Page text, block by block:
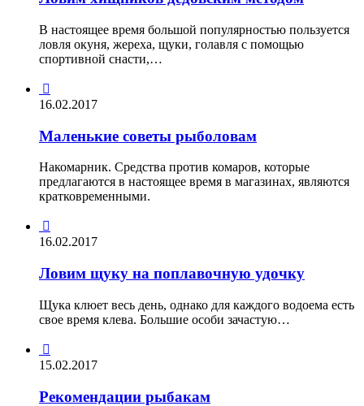
В настоящее время большой популярностью пользуется
ловля окуня, жереха, щуки, голавля с помощью
спортивной снасти,…

16.02.2017
Маленькие советы рыболовам
Накомарник. Средства против комаров, которые
предлагаются в настоящее время в магазинах, являются
кратковременными.

16.02.2017
Ловим щуку на поплавочную удочку
Щука клюет весь день, однако для каждого водоема есть
свое время клева. Большие особи зачастую…

15.02.2017
Рекомендации рыбакам